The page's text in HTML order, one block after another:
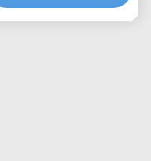
Probe, Global